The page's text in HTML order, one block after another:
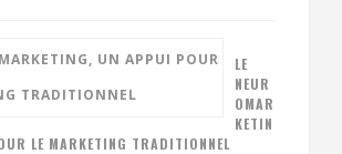
LE
NEUR
OMAR
KETIN
LE MARKETING TRADITIONNEL